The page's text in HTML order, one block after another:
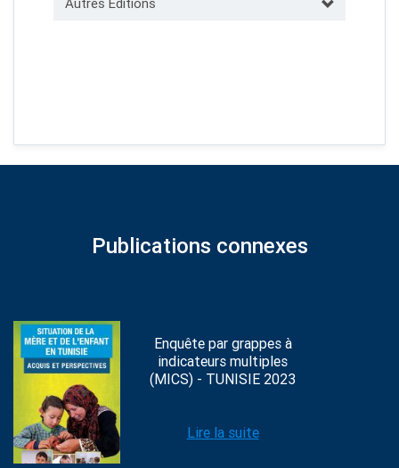
Autres Éditions
Publications connexes
Enquête par grappes à
indicateurs multiples
(MICS) - TUNISIE 2023
Lire la suite